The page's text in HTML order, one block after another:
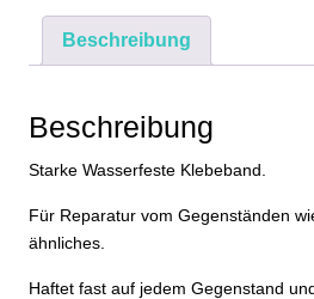
Band
200x2cm
Beschreibung
Beschreibung
Starke Wasserfeste Klebeband.
Für Reparatur vom Gegenständen
ähnliches.
Haftet fast auf jedem Gegenstand